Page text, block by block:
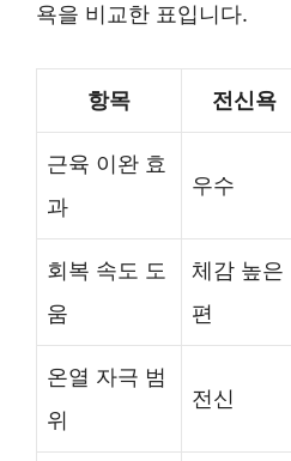
욕을 비교한 표입니다.
항목 전신욕
근육 이완 효
과
우수
회복 속도 도
움
체감 높은
편
온열 자극 범
위
전신